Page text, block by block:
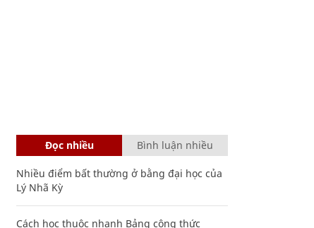
Đọc nhiều Bình luận nhiều
Nhiều điểm bất thường ở bằng đại học của
Lý Nhã Kỳ
Cách học thuộc nhanh Bảng công thức